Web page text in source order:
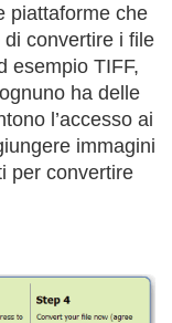
piattaforme che
convertire i file
esempio TIFF,
ha delle
l’accesso ai
immagini
per convertire